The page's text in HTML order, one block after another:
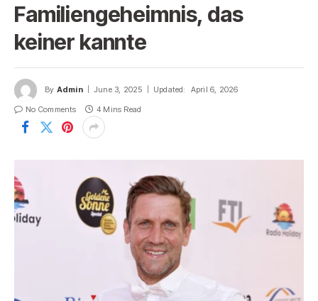
Familiengeheimnis, das
keiner kannte
By Admin June 3, 2025 Updated:
April 6, 2026
No Comments
4 Mins Read